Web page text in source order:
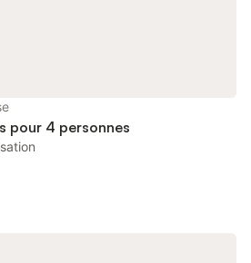
pour 4 personnes